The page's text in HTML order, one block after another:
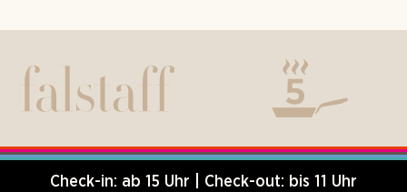
Check-in: ab 15 Uhr | Check-out: bis 11 Uhr